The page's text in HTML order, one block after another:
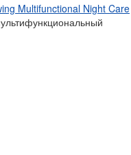
Multifunctional Night Care